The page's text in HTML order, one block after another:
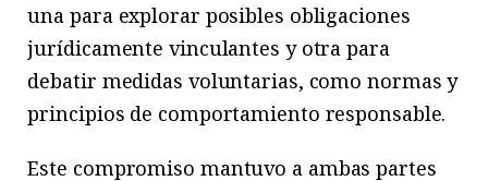
una para explorar posibles obligaciones
jurídicamente vinculantes y otra para
debatir medidas voluntarias, como normas y
principios de comportamiento responsable.
Este compromiso mantuvo a ambas partes